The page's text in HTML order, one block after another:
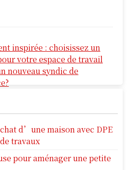
inspirée : choisissez un
votre espace de travail
nouveau syndic de
d’une maison avec DPE
travaux
pour aménager une petite